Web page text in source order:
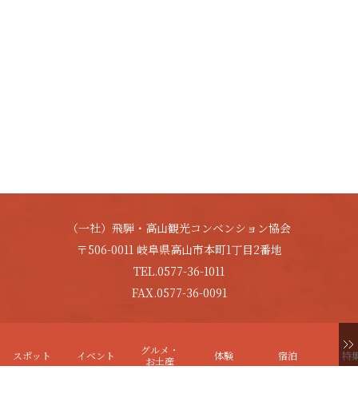
（一社）飛騨・高山観光コンベンション協会
〒506-0011 岐阜県高山市本町1丁目2番地
TEL.0577-36-1011
FAX.0577-36-0091
スポット イベント
グルメ・
お土産
体験 宿泊 特